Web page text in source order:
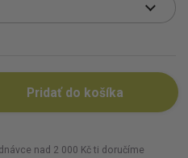
Pridať do košíka
nad 2 000 Kč ti doručíme